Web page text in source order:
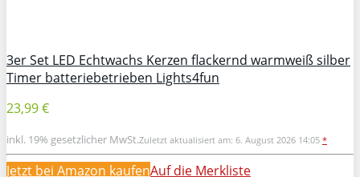
3er Set LED Echtwachs Kerzen flackernd warmweiß silber
Timer batteriebetrieben Lights4fun
23,99 €
inkl. 19% gesetzlicher MwSt.Zuletzt aktualisiert am: 6. August 2026 14:05 *
Jetzt bei Amazon kaufenAuf die Merkliste